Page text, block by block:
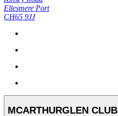
Ellesmere Port
CH65 9JJ
MCARTHURGLEN CLUB